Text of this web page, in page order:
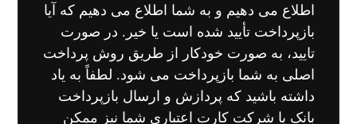
اطلاع می دهیم و به شما اطلاع می دهیم که آیا
بازپرداخت تأیید شده است یا خیر. در صورت
تایید، به صورت خودکار از طریق روش پرداخت
اصلی به شما بازپرداخت می شود. لطفاً به یاد
داشته باشید که پردازش و ارسال بازپرداخت
بانک یا شرکت کارت اعتباری شما نیز ممکن